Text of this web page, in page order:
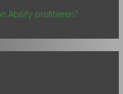
Abilify profitieren?